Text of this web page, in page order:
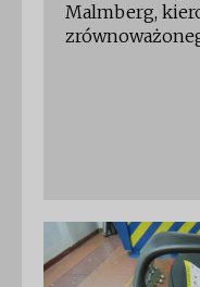
Malmberg,